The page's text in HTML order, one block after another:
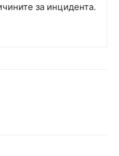
за инцидента.